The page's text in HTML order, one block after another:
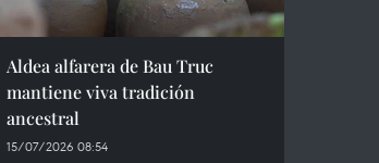
Aldea alfarera de Bau Truc
mantiene viva tradición
ancestral
15/07/2026 08:54